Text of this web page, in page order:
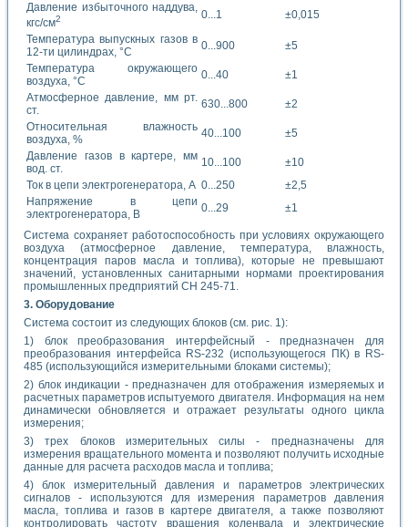
Давление избыточного наддува,
кгс/см2 0...1
±0,015
Температура выпускных газов в
12-ти цилиндрах, °С
0...900
±5
Температура окружающего
воздуха, °С
0...40
±1
Атмосферное давление, мм рт.
ст.
630...800
±2
Относительная влажность
воздуха, %
40...100
±5
Давление газов в картере, мм
вод. ст.
10...100
±10
Ток в цепи электрогенератора, А 0...250
±2,5
Напряжение в цепи
электрогенератора, В
0...29 ±1
Система сохраняет работоспособность при условиях окружающего
воздуха (атмосферное давление, температура, влажность,
концентрация паров масла и топлива), которые не превышают
значений, установленных санитарными нормами проектирования
промышленных предприятий СН 245-71.
3. Оборудование
Система состоит из следующих блоков (см. рис. 1):
1) блок преобразования интерфейсный - предназначен для
преобразования интерфейса RS-232 (использующегося ПК) в RS-
485 (использующийся измерительными блоками системы);
2) блок индикации - предназначен для отображения измеряемых и
расчетных параметров испытуемого двигателя. Информация на нем
динамически обновляется и отражает результаты одного цикла
измерения;
3) трех блоков измерительных силы - предназначены для
измерения вращательного момента и позволяют получить исходные
данные для расчета расходов масла и топлива;
4) блок измерительный давления и параметров электрических
сигналов - используются для измерения параметров давления
масла, топлива и газов в картере двигателя, а также позволяют
контролировать частоту вращения коленвала и электрические